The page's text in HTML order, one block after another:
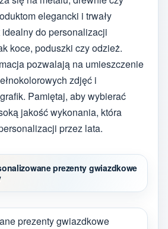
elegancki i trwały
do personalizacji
koce, poduszki czy odzież.
pozwalają na umieszczenie
zdjęć i
Pamiętaj, aby wybierać
jakość wykonania, która
przez lata.
prezenty gwiazdkowe